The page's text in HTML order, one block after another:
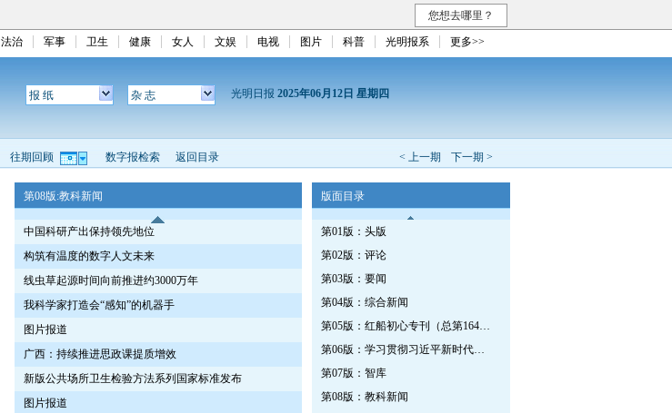
您想去哪里？
法治 军事 卫生 健康 女人 文娱 电视 图片 科普 光明报系 更多>>
报 纸 杂 志 光明日报 2025年06月12日 星期四
< 上一期 下一期 >
往期回顾 数字报检索 返回目录
第08版:教科新闻
中国科研产出保持领先地位
构筑有温度的数字人文未来
线虫草起源时间向前推进约3000万年
我科学家打造会“感知”的机器手
图片报道
广西：持续推进思政课提质增效
新版公共场所卫生检验方法系列国家标准发布
图片报道
版面目录
第01版：头版
第02版：评论
第03版：要闻
第04版：综合新闻
第05版：红船初心专刊（总第1642期）
第06版：学习贯彻习近平新时代中国特色社会主义思想专刊
第07版：智库
第08版：教科新闻